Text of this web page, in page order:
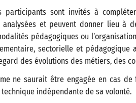
participants sont invités à
et peuvent donner lieu à
pédagogiques ou
sectorielle et pédagogique
des évolutions des métiers, des
ne saurait être engagée en cas de
indépendante de sa volonté.